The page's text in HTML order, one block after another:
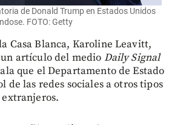
de Donald Trump en Estados Unidos
FOTO: Getty
Casa Blanca, Karoline Leavitt,
artículo del medio Daily Signal
que el Departamento de Estado
de las redes sociales a otros tipos
extranjeros.